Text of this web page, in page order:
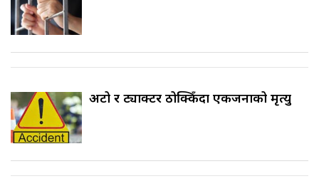
अटो र ट्याक्टर ठोक्किँदा एकजनाको मृत्यु